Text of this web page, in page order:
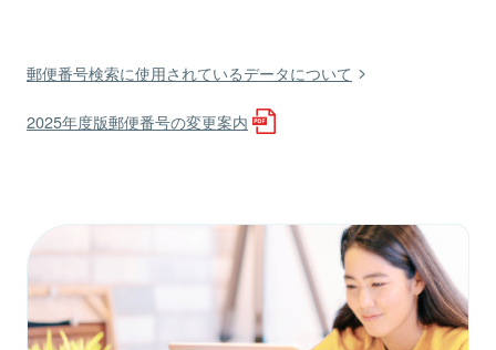
郵便番号検索に使用されているデータについて
2025年度版郵便番号の変更案内